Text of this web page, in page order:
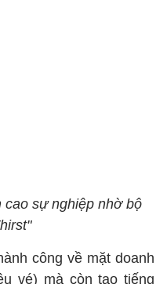
sự nghiệp nhờ bộ
công về mặt doanh
vé) mà còn tạo tiếng